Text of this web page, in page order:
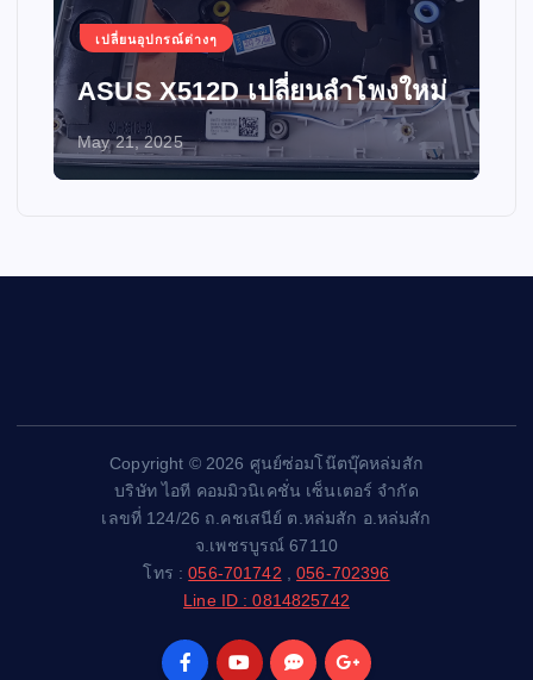
เปลี่ยนอุปกรณ์ต่างๆ
ASUS X512D เปลี่ยนลำโพงใหม่
May 21, 2025
Copyright © 2026 ศูนย์ซ่อมโน๊ตบุ๊คหล่มสัก
บริษัท ไอที คอมมิวนิเคชั่น เซ็นเตอร์ จำกัด
เลขที่ 124/26 ถ.คชเสนีย์ ต.หล่มสัก อ.หล่มสัก
จ.เพชรบูรณ์ 67110
โทร :056-701742 ,056-702396
Line ID : 0814825742